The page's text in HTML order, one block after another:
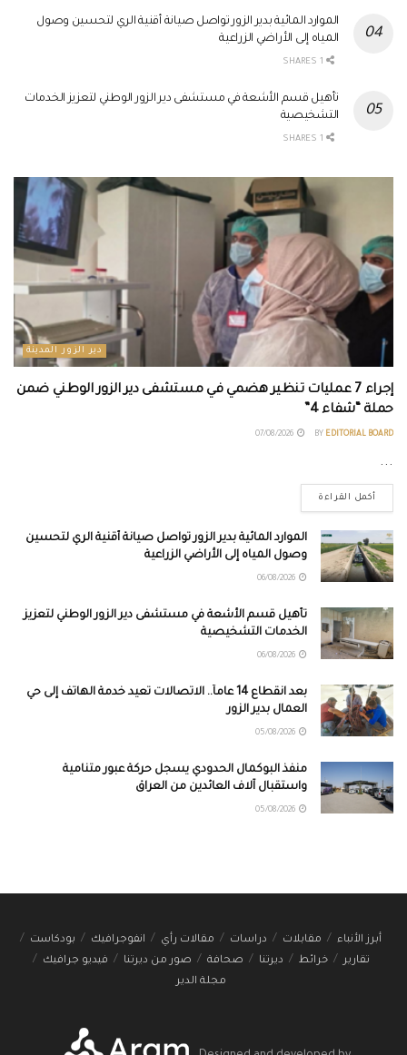
الموارد المائية بدير الزور تواصل صيانة أقنية الري لتحسين وصول
المياه إلى الأراضي الزراعية
تأهيل قسم الأشعة في مستشفى دير الزور الوطني لتعزيز الخدمات
التشخيصية
دير الزور المدينة
إجراء 7 عمليات تنظير هضمي في مستشفى دير الزور الوطني ضمن
حملة “شفاء 4”
BY EDITORIAL BOARD
...
أكمل القراءة
الموارد المائية بدير الزور تواصل صيانة أقنية الري لتحسين
وصول المياه إلى الأراضي الزراعية
تأهيل قسم الأشعة في مستشفى دير الزور الوطني لتعزيز
الخدمات التشخيصية
بعد انقطاع 14 عاماً.. الاتصالات تعيد خدمة الهاتف إلى حي
العمال بدير الزور
منفذ البوكمال الحدودي يسجل حركة عبور متنامية
واستقبال آلاف العائدين من العراق
أبرز الأنباء مقابلات دراسات مقالات رأي انفوجرافيك
بودكاست
تقارير
خرائط ديرتنا صحافة صور من ديرتنا
فيديو جرافيك
مجلة الدير